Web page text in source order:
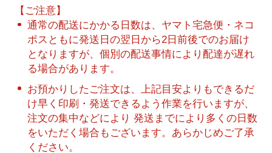
【ご注意】
通常の配送にかかる日数は、ヤマト宅急便・ネコ
ポスともに発送日の翌日から2日前後でのお届け
となりますが、個別の配送事情により配達が遅れ
る場合があります。
お預かりしたご注文は、上記目安よりもできるだ
け早く印刷・発送できるよう作業を行いますが、
注文の集中などにより 発送までにより多くの日数
をいただく場合もございます。あらかじめご了承
ください。